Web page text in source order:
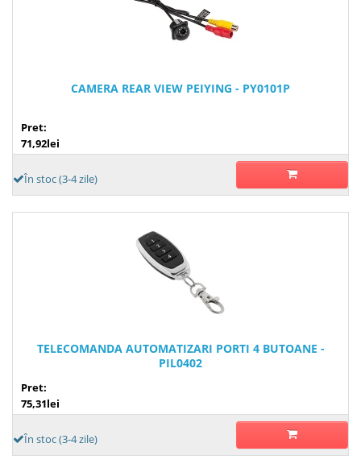
CAMERA REAR VIEW PEIYING - PY0101P
Pret:
71,92lei
În stoc (3-4 zile)
TELECOMANDA AUTOMATIZARI PORTI 4 BUTOANE -
PIL0402
Pret:
75,31lei
În stoc (3-4 zile)